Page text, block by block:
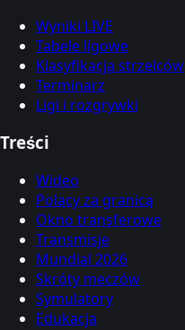
Wyniki LIVE
Tabele ligowe
Klasyfikacja strzelców
Terminarz
Ligi i rozgrywki
Treści
Wideo
Polacy za granicą
Okno transferowe
Transmisje
Mundial 2026
Skróty meczów
Symulatory
Edukacja